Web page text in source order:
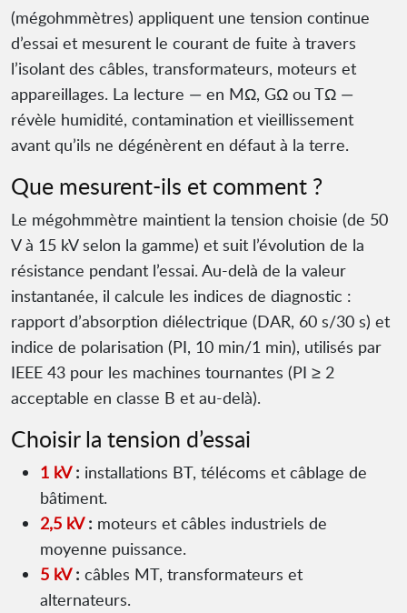
(mégohmmètres) appliquent une tension continue
d’essai et mesurent le courant de fuite à travers
l’isolant des câbles, transformateurs, moteurs et
appareillages. La lecture — en MΩ, GΩ ou TΩ —
révèle humidité, contamination et vieillissement
avant qu’ils ne dégénèrent en défaut à la terre.
Que mesurent-ils et comment ?
Le mégohmmètre maintient la tension choisie (de 50
V à 15 kV selon la gamme) et suit l’évolution de la
résistance pendant l’essai. Au-delà de la valeur
instantanée, il calcule les indices de diagnostic :
rapport d’absorption diélectrique (DAR, 60 s/30 s) et
indice de polarisation (PI, 10 min/1 min), utilisés par
IEEE 43 pour les machines tournantes (PI ≥ 2
acceptable en classe B et au-delà).
Choisir la tension d’essai
1 kV: installations BT, télécoms et câblage de
bâtiment.
2,5 kV: moteurs et câbles industriels de
moyenne puissance.
5 kV: câbles MT, transformateurs et
alternateurs.